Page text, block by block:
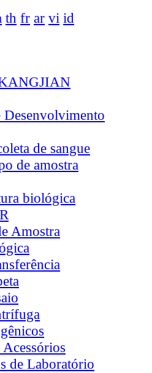
th fr ar vi id
Desenvolvimento
de sangue
de amostra
biológica
Amostra
de Laboratório